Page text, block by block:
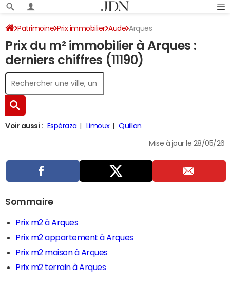
Patrimoine Prix immobilier Aude Arques
Prix du m² immobilier à Arques :
derniers chiffres (11190)
Voir aussi : Espéraza Limoux Quillan
Mise à jour le 28/05/26
Sommaire
Prix m2 à Arques
Prix m2 appartement à Arques
Prix m2 maison à Arques
Prix m2 terrain à Arques